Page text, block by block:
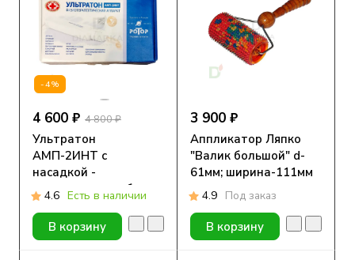
-4%
4 600 ₽ 4 800 ₽
Ультратон
АМП-2ИНТ с
насадкой -
электродом грибок
малый
4.6 Есть в наличии
В корзину
3 900 ₽
Аппликатор Ляпко
"Валик большой" d-
61мм; ширина-111мм
4.9 Под заказ
В корзину